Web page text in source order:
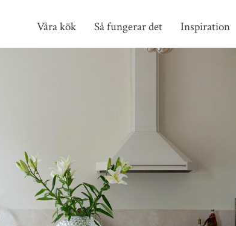
Våra kök Så fungerar det Inspiration